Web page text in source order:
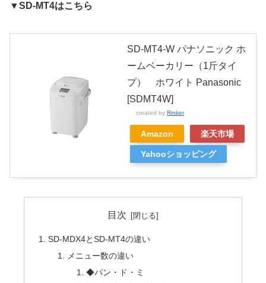
▼SD-MT4はこちら
SD-MT4-W パナソニック ホ
ームベーカリー（1斤タイ
プ） ホワイト Panasonic
[SDMT4W]
created by Rinker
Amazon 楽天市場
Yahooショッピング
目次
SD-MDX4とSD-MT4の違い
メニュー数の違い
◆パン・ド・ミ